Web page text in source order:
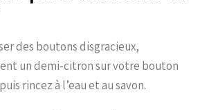
des boutons disgracieux,
un demi-citron sur votre bouton
rincez à l’eau et au savon.